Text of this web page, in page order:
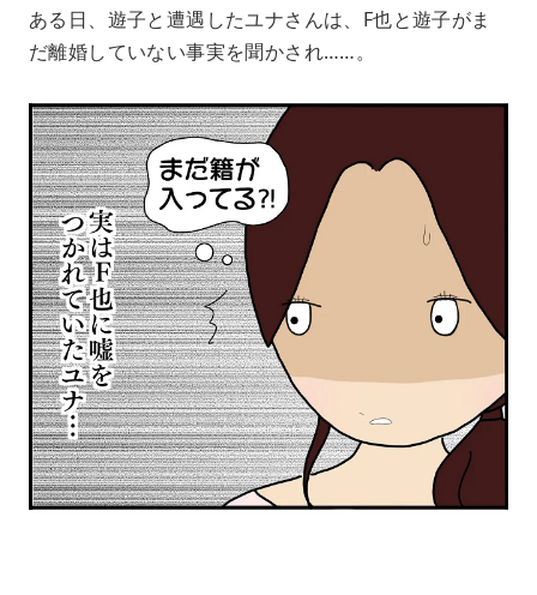
ある日、遊子と遭遇したユナさんは、F也と遊子がま
だ離婚していない事実を聞かされ……。